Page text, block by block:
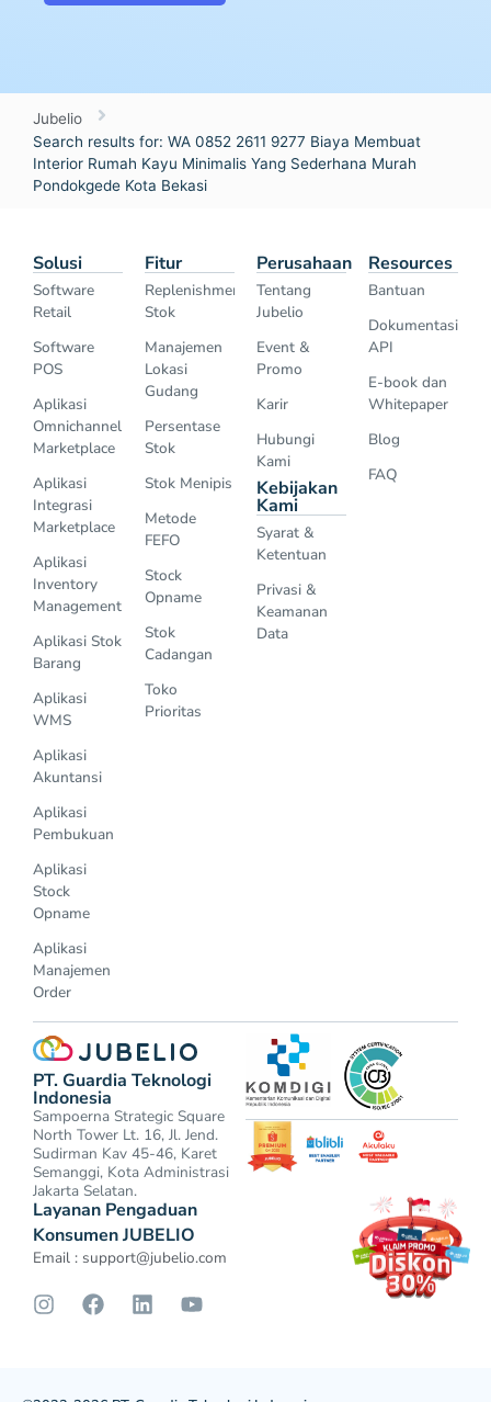
Jubelio
Search results for: WA 0852 2611 9277 Biaya Membuat
Interior Rumah Kayu Minimalis Yang Sederhana Murah
Pondokgede Kota Bekasi
Solusi
Software
Retail
Software
POS
Aplikasi
Omnichannel
Marketplace
Aplikasi
Integrasi
Marketplace
Aplikasi
Inventory
Management
Aplikasi Stok
Barang
Aplikasi
WMS
Aplikasi
Akuntansi
Aplikasi
Pembukuan
Aplikasi
Stock
Opname
Aplikasi
Manajemen
Order
Fitur
Replenishment
Stok
Manajemen
Lokasi
Gudang
Persentase
Stok
Stok Menipis
Metode
FEFO
Stock
Opname
Stok
Cadangan
Toko
Prioritas
Perusahaan
Tentang
Jubelio
Event &
Promo
Karir
Hubungi
Kami
Kebijakan
Kami
Syarat &
Ketentuan
Privasi &
Keamanan
Data
Resources
Bantuan
Dokumentasi
API
E-book dan
Whitepaper
Blog
FAQ
PT. Guardia Teknologi
Indonesia
Sampoerna Strategic Square
North Tower Lt. 16, Jl. Jend.
Sudirman Kav 45-46, Karet
Semanggi, Kota Administrasi
Jakarta Selatan.
Layanan Pengaduan
Konsumen JUBELIO
Email : support@jubelio.com